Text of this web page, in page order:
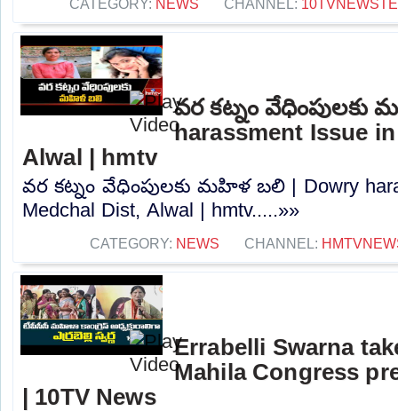
CATEGORY: NEWS CHANNEL:
వర కట్నం వేధింపులకు
harassment Issue
Alwal | hmtv
వర కట్నం వేధింపులకు మహిళ బలి | Dowry
Medchal Dist, Alwal | hmtv.....»»
CATEGORY: NEWS CHANNEL:
Errabelli Swarna
Mahila Congress
| 10TV News